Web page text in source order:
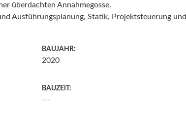
überdachten Annahmegosse.
Ausführungsplanung, Statik, Projektsteuerung und
BAUJAHR:
2020
BAUZEIT:
---